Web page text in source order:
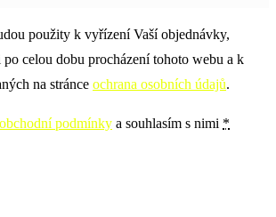
použity k vyřízení Vaší objednávky,
celou dobu procházení tohoto webu a k
na stránce ochrana osobních údajů.
obchodní podmínky a souhlasím s nimi *